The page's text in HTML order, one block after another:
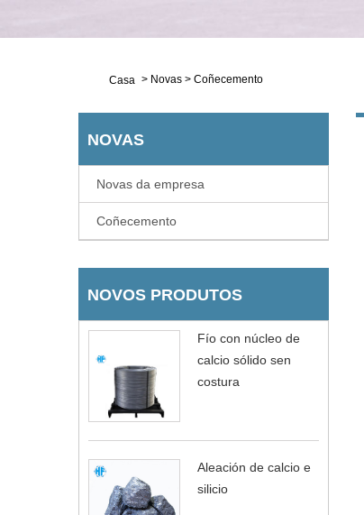
Casa > Novas > Coñecemento
NOVAS
Novas da empresa
Coñecemento
NOVOS PRODUTOS
Fío con núcleo de
calcio sólido sen
costura
Aleación de calcio e
silicio